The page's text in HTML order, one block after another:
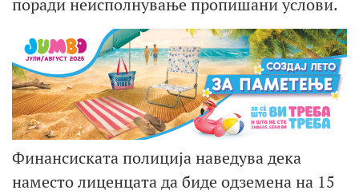
поради неисполнување пропишани услови.
Финансиската полиција наведува дека
наместо лиценцата да биде одземена на 15